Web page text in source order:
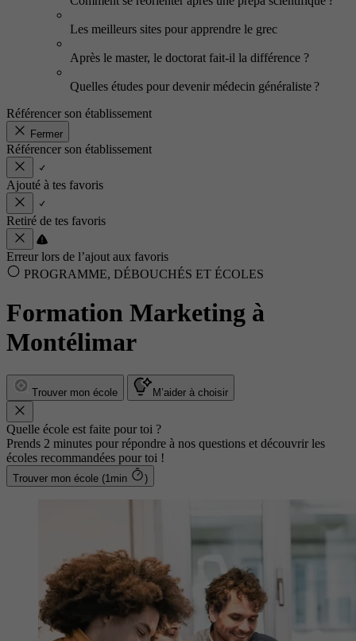
Les meilleurs sites pour apprendre le grec
Après le master, le doctorat fait-il la différence ?
Quelles études pour devenir médecin généraliste ?
Référencer son établissement
Fermer
Référencer son établissement
Ajouté à tes favoris
Retiré de tes favoris
Erreur lors de l’ajout aux favoris
PROGRAMME, DÉBOUCHÉS ET ÉCOLES
Formation Marketing à
Montélimar
Trouver mon école M’aider à choisir
Quelle école est faite pour toi ?
Prends 2 minutes pour répondre à nos questions et découvrir les
écoles recommandées pour toi !
Trouver mon école (1min )